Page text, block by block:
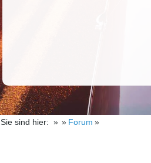
Sie sind hier: Forum